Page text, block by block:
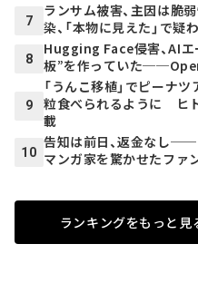
7
ランサム被害、主因は脆
染、「本物に見えた」で疑
8
Hugging Face侵害、AI
板”を作っていた
9
「うんこ移植」でピーナ
粒食べられるように ヒ
載
10
告知は前日、返金なし──
マンガ家を驚かせたファ
ランキングをもっと見